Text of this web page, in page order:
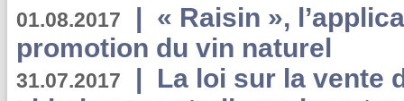
01.08.2017 | « Raisin »,
promotion du vin naturel
31.07.2017 | La loi sur la vente